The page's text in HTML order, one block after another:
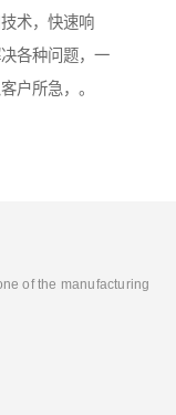
术，快速响
各种问题，一
户所急，。
of the manufacturing